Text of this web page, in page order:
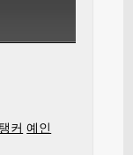
커 예인